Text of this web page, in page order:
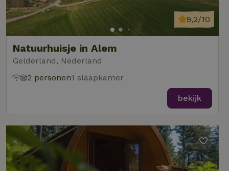
Natuurhuisje in Alem
Gelderland, Nederland
9,2/10
2 personen1 slaapkamer
bekijk